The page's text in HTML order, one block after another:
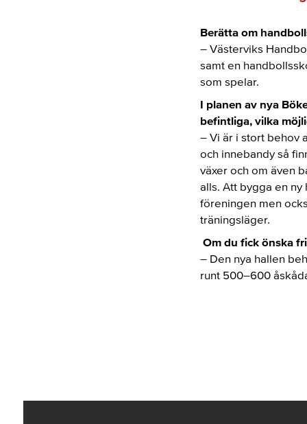
Berätta om
– Västerviks
samt en
som spelar.
I planen av nya
befintliga, vilka
– Vi är i stort behov
och innebandy så
växer och om även
alls. Att bygga en
föreningen men
träningsläger.
Om du fick önska
– Den nya hallen
runt 500–600